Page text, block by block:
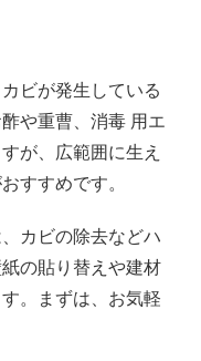
ビが発生している
や重曹、消毒 用エ
が、広範囲に生え
すすめです。
カビの除去などハ
の貼り替えや建材
。まずは、お気軽